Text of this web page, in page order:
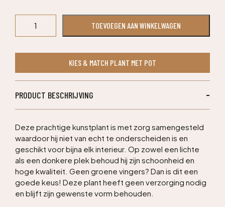
kunstboom
-
aantal
TOEVOEGEN AAN WINKELWAGEN
KIES & MATCH PLANT MET POT
PRODUCT BESCHRIJVING
Deze prachtige kunstplant is met zorg samengesteld
waardoor hij niet van echt te onderscheiden is en
geschikt voor bijna elk interieur. Op zowel een lichte
als een donkere plek behoud hij zijn schoonheid en
hoge kwaliteit. Geen groene vingers? Dan is dit een
goede keus! Deze plant heeft geen verzorging nodig
en blijft zijn gewenste vorm behouden.